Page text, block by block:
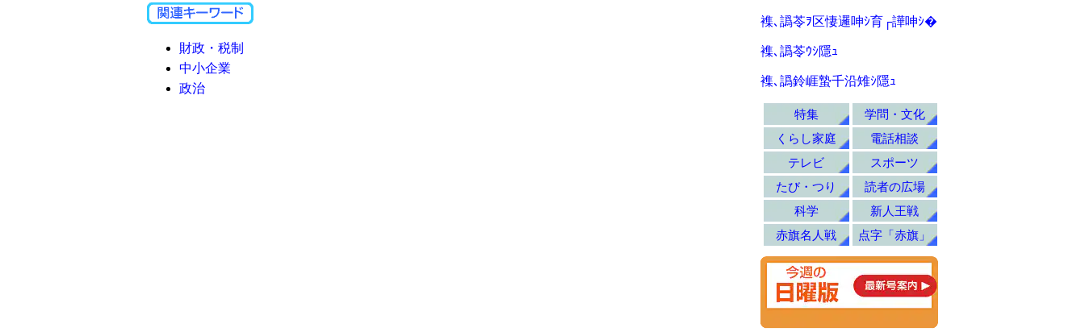
財政・税制
中小企業
政治
襍､譌苓ｦ区悽邏呻ｼ育┌譁呻ｼ�
襍､譌苓ｳｼ隱ｭ
襍､譌鈴崕蟄千沿雉ｼ隱ｭ
特集
学問・文化
くらし家庭
電話相談
テレビ
スポーツ
たび・つり
読者の広場
科学
新人王戦
赤旗名人戦
点字「赤旗」